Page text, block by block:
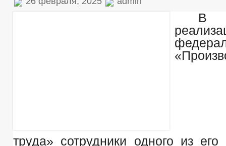
В
труда» сотрудники одного из